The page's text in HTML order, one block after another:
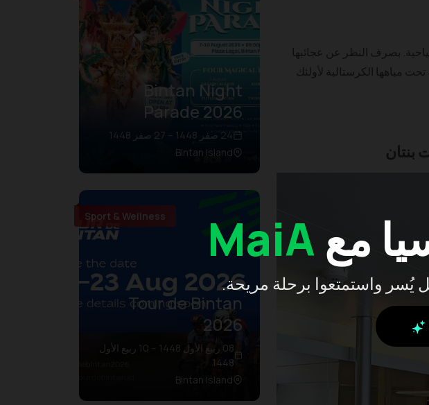
معMaiA
يُسر واستمتعوا برحلة مريحة.
بصرف النظر عن عجائبها
مياهها الكرستالية لأولئك
Bintan Night
Parade 2026
24 صفر 1448 – 27 صفر 1448
Bintan Island
Sport & Wellness
Tour de Bintan
2026
08 ربيع الأول 1448 – 10 ربيع الأول
1448
Bintan Island